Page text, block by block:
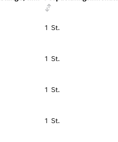
1 St.
1 St.
1 St.
1 St.